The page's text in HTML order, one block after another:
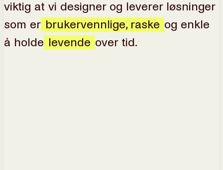
viktig at vi designer og leverer løsninger
som er brukervennlige, raske og enkle
å holde
levende over tid.